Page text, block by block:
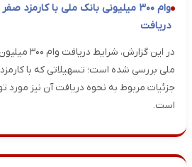
وام ۳۰۰ میلیونی بانک ملی با
دریافت
در این
ملی بررسی شده است؛ تسهیلاتی که با
جزئیات مربوط به نحوه دریافت آن نیز مورد
است.